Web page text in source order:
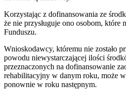
Korzystając z dofinansowania ze
że nie przysługuje ono osobom, które
Funduszu.
Wnioskodawcy, któremu nie zostało
powodu niewystarczającej ilości
przeznaczonych na dofinansowanie
rehabilitacyjny w danym roku, może
ponownie w roku następnym.